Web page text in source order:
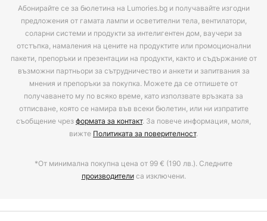
Абонирайте се за бюлетина на Lumories.bg и получавайте изгодни
предложения от гамата лампи и осветителни тела, вентилатори,
соларни системи и продукти за интелигентен дом, ваучери за
отстъпка, намаления на цените на продуктите или промоционални
пакети, препоръки и презентации на продукти, както и съдържание от
възможни партньори за сътрудничество и анкети и запитвания за
мнения и препоръки за покупка. Можете да се отпишете от
получаването му по всяко време, като използвате връзката за
отписване, която се намира във всеки бюлетин, или ни изпратите
съобщение чрезформата за контакт. За повече информация, моля,
вижте Политиката за поверителност.
*От минимална покупна цена от 99 € (190 лв.). Следните
производителиса изключени.